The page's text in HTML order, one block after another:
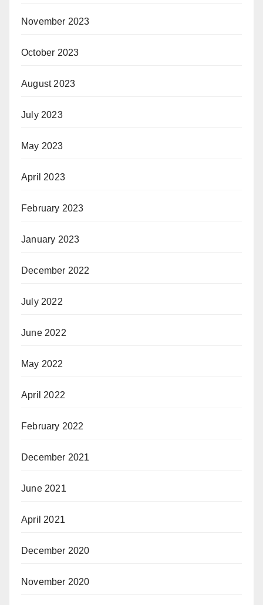
November 2023
October 2023
August 2023
July 2023
May 2023
April 2023
February 2023
January 2023
December 2022
July 2022
June 2022
May 2022
April 2022
February 2022
December 2021
June 2021
April 2021
December 2020
November 2020